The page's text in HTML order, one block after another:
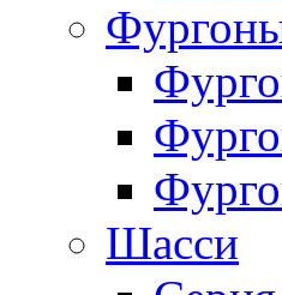
Шасси